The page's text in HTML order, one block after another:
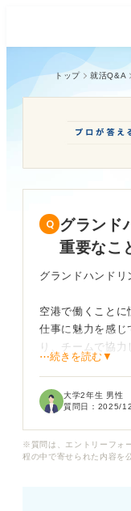
トップ 就活Q&A
グランド
重要なこ
グランドハンドリ
空港で働くこと
仕事に魅力を感じ
り、チームで協
っています。
ですが、いざ志望
いないと感じてい
⋯続きを読む▼
大学2年生 男性
質問日： 2025/
※質問は、エントリーフォ
程の中で寄せられた内容を